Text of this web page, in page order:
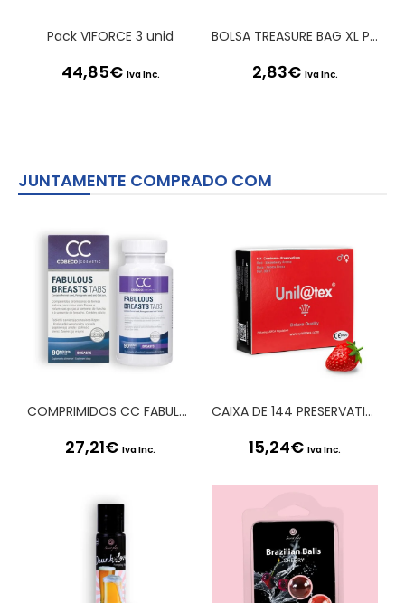
Pack VIFORCE 3 unid
44,85€ Iva Inc.
BOLSA TREASURE BAG XL PRETA SATISFYER
2,83€ Iva Inc.
JUNTAMENTE COMPRADO COM
COMPRIMIDOS CC FABULOUS BREASTS TABLETS
27,21€ Iva Inc.
CAIXA DE 144 PRESERVATIVOS VERMELHOS MORANGO
15,24€ Iva Inc.